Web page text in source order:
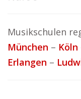
Musikschulen
München – Köln
Erlangen –